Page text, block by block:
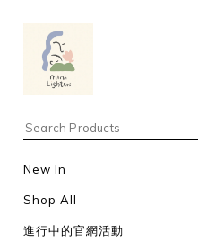
New In
Shop All
進行中的官網活動